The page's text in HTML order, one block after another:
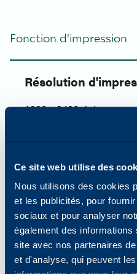
Ce site web utilise des
Nous utilisons des cookies
et les publicités, pour
sociaux et pour analyser
également des
site avec nos partenaires
et d'analyse, qui peuvent
Fonction d'impression
Résolution
1200 x 2400 dpi
Formats et
52 à 300 g/m².